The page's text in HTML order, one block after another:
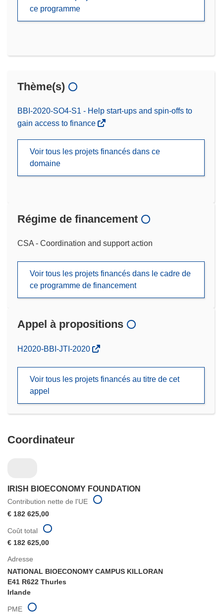
ce programme
Thème(s)
BBI-2020-SO4-S1 - Help start-ups and spin-offs to
gain access to finance
Voir tous les projets financés dans ce
domaine
Régime de financement
CSA - Coordination and support action
Voir tous les projets financés dans le cadre de
ce programme de financement
Appel à propositions
(s’ouvre
nouvelle
fenêtre)
H2020-BBI-JTI-2020
Voir tous les projets financés au titre de cet
appel
Coordinateur
IRISH BIOECONOMY FOUNDATION
Contribution nette de l'UE
€ 182 625,00
Adresse
NATIONAL BIOECONOMY CAMPUS KILLORAN
E41 R622 Thurles
Irlande
PME
Coût total
€ 182 625,00